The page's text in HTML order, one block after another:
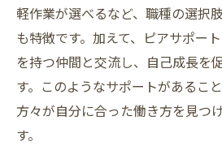
在宅勤務での効率的な働
ライフスタイルに合わせ
地域での働き方の多様化
大阪市での柔軟な働き方
大阪市での障がい者就労支
軽作業が選べるなど、職種の選択
も特徴です。加えて、ピアサポー
を持つ仲間と交流し、自己成長を
す。このようなサポートがあるこ
方々が自分に合った働き方を見つ
す。